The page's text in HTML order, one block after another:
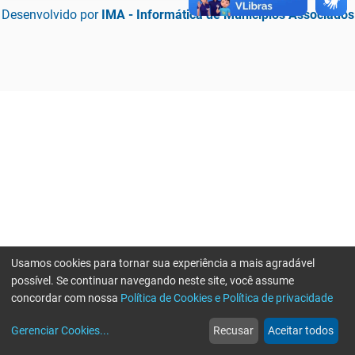
Desenvolvido por IMA - Informática de Municípios Associados
web
Notícias
more_horiz
Mais
Usamos cookies para tornar sua experiência a mais agradável
possível. Se continuar navegando neste site, você assume
concordar com nossa Política de Cookies e Política de privacidade
Gerenciar Cookies... Recusar Aceitar todos
Erro ao enviar informações, por favor tente novamente